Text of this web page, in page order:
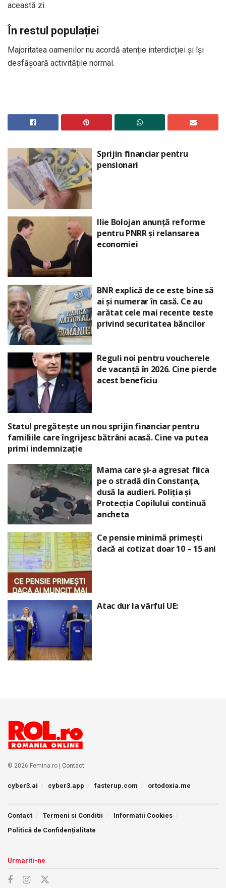
această zi.
În restul populației
Majoritatea oamenilor nu acordă atenție interdicției și își
desfășoară activitățile normal.
Sprijin financiar pentru
pensionari
Ilie Bolojan anunță reforme
pentru PNRR și relansarea
economiei
BNR explică de ce este bine să
ai și numerar în casă. Ce au
arătat cele mai recente teste
privind securitatea băncilor
Reguli noi pentru voucherele
de vacanță în 2026. Cine pierde
acest beneficiu
Statul pregătește un nou sprijin financiar pentru
familiile care îngrijesc bătrâni acasă. Cine va putea
primi indemnizație
Mama care și-a agresat fiica
pe o stradă din Constanța,
dusă la audieri. Poliția și
Protecția Copilului continuă
ancheta
Ce pensie minimă primești
dacă ai cotizat doar 10 – 15 ani
Atac dur la vârful UE:
© 2026 Femina.ro | Contact
cyber3.ai cyber3.app fasterup.com ortodoxia.me
Contact Termeni si Conditii
Informatii Cookies
Politică de Confidențialitate
Urmariti-ne